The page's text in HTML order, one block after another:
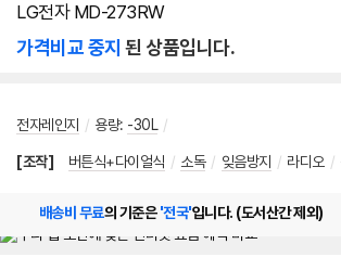
LG전자 MD-273RW
가격비교 중지 된 상품입니다.
전자레인지 / 용량: -30L /
[조작] 버튼식+다이얼식 / 소독 / 잊음방지 / 라디오 /
배송비 무료의 기준은'전국'입니다. (도서산간 제외)